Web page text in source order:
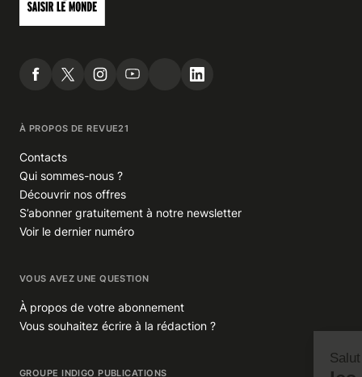
À PROPOS DE REVUE21
Contacts
Qui sommes-nous ?
Découvrir nos offres
S’abonner gratuitement à notre newsletter
Voir le dernier numéro
VOUS AVEZ UNE QUESTION
À propos de votre abonnement
Vous souhaitez écrire à la rédaction ?
GROUPE INDIGO PUBLICATIONS